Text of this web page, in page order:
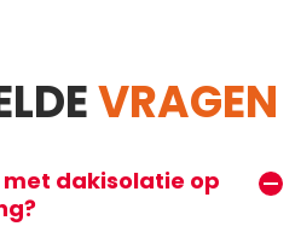
VRAGEN
dakisolatie op